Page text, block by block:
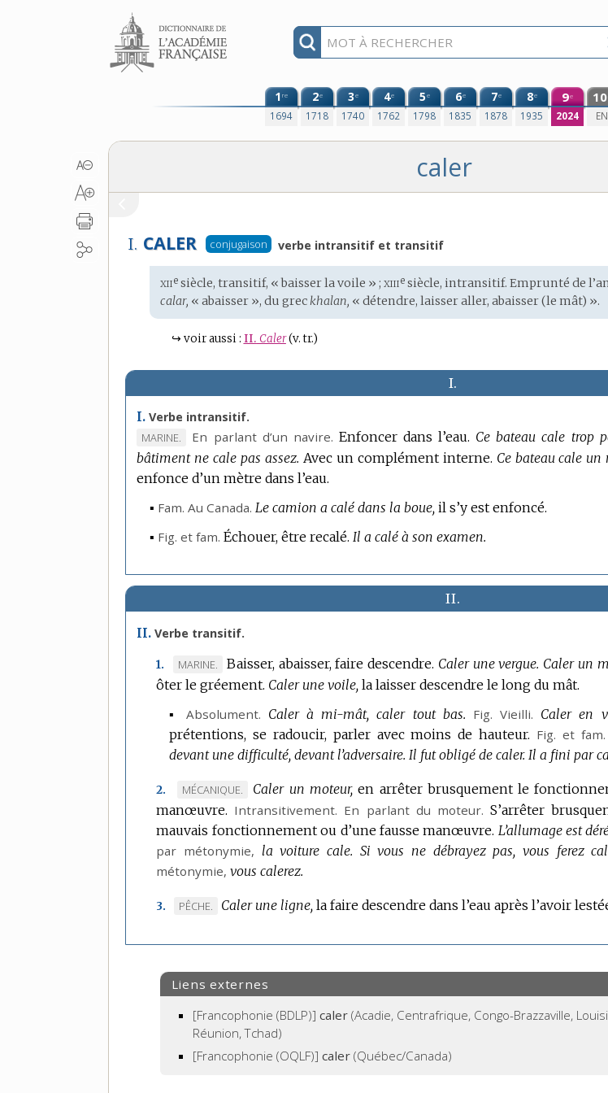
Aller au contenu
1re
1694
2e
1718
3e
1740
4e
1762
5e
1798
6e
1835
7e
1878
8e
1935
9e
2024
10
caler
I. CALER conjugaison verbe intransitif et transitif
Étymologie
:
xiie siècle, transitif, « baisser la voile » ;xiiie siècle, intransitif. Emprunté de l’
calar, « abaisser », dugreckhalan, « détendre, laisser aller, abaisser (le mât) ».
↪ voir aussi : II. Caler(v. tr.)
I.
I. Verbe intransitif.
MARQUE
DE
DOMAINE
MARINE. En parlant d’un navire. Enfoncer dans l’eau. Ce bateau cale trop
bâtiment ne cale pas assez. Avec un complément interne. Ce bateau cale un
enfonce d’un mètre dans l’eau.
▪ Fam. Au Canada. Le camion a calé dans la boue, il s’y est enfoncé.
▪ Fig. etfam. Échouer, être recalé. Il a calé à son examen.
II.
II. Verbe transitif.
1.
MARQUE
DE
MARINE. Baisser, abaisser, faire descendre. Caler une vergue. Caler un
ôter le gréement. Caler une voile, la laisser descendre le long du mât.
▪ Absolument. Caler à mi-mât, caler tout bas. Fig. Vieilli. Caler en
prétentions, se radoucir, parler avec moins de hauteur. Fig. et fam.
devant une difficulté, devant l’adversaire. Il fut obligé de caler. Il a fini par
2.
MARQUE
DE
DOMAINE
:
MÉCANIQUE. Caler un moteur, en arrêter brusquement le
manœuvre. Intransitivement. En parlant du moteur. S’arrêter
mauvais fonctionnement ou d’une fausse manœuvre. L’allumage est
par métonymie, la voiture cale. Si vous ne débrayez pas, vous ferez
métonymie, vous calerez.
3.
MARQUE
DOMAINE
PÊCHE. Caler une ligne, la faire descendre dans l’eau après l’avoir
Liens externes
[Francophonie (BDLP)] caler (Acadie, Centrafrique, Congo-Brazzaville,
Réunion, Tchad)
[Francophonie (OQLF)] caler (Québec/Canada)